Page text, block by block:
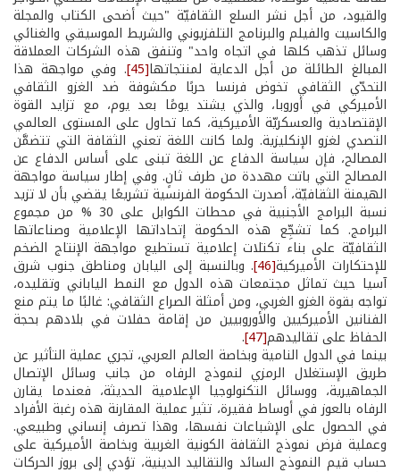
والقيود، من أجل نشر السلع الثقافيّة "حيث أضحى الكتاب والمجلة
والكاسيت والفيلم والبرنامج التلفزيوني والشريط الموسيقي والغنائي
وسائل تذهب كلها في اتجاه واحد" وتنفق هذه الشركات العملاقة
المبالغ الطائلة من أجل الدعاية لمنتجاتها[45] . وفي مواجهة هذا
التحدّي الثقافي تخوض فرنسا حربًا مكشوفة ضد الغزو الثقافي
الأميركي في أوروبا، والذي يشتد يومًا بعد يوم، مع تزايد القوة
الإقتصادية والعسكريّة الأميركية، كما تحاول على المستوى العالمي
التصدي لغزو الإنكليزية. ولما كانت اللغة تعني الثقافة التي تتضمَّن
المصالح، فإن سياسة الدفاع عن اللغة تبنى على أساس الدفاع عن
المصالح التي باتت مهددة من طرف ثانٍ. وفي إطار سياسة مواجهة
الهيمنة الثقافيّة، أصدرت الحكومة الفرنسية تشريعًا يقضي بأن لا تزيد
نسبة البرامج الأجنبية في محطات الكوابل على 30 % من مجموع
البرامج. كما تشجِّع هذه الحكومة إتحاداتها الإعلامية وصناعاتها
الثقافيّة على بناء تكتلات إعلامية تستطيع مواجهة الإنتاج الضخم
للإحتكارات الأميركية[46] . وبالنسبة إلى اليابان ومناطق جنوب شرق
آسيا حيث تماثل مجتمعات هذه الدول مع النمط الياباني وتقليده،
تواجه بقوة الغزو الغربي، ومن أمثلة الصراع الثقافي: غالبًا ما يتم منع
الفنانين الأميركيين والأوروبيين من إقامة حفلات في بلادهم بحجة
الحفاظ على تقاليدهم[47]
.
بينما في الدول النامية وبخاصة العالم العربي، تجري عملية التأثير عن
طريق الإستغلال الرمزي لنموذج الرفاه من جانب وسائل الإتصال
الجماهيرية، ووسائل التكنولوجيا الإعلامية الحديثة، فعندما يقارن
الرفاه بالعوز في أوساط فقيرة، تثير عملية المقارنة هذه رغبة الأفراد
في الحصول على الإشباعات نفسها، وهذا تصرف إنساني وطبيعي.
وعملية فرض نموذج الثقافة الكونية الغربية وبخاصة الأميركية على
حساب قيم النموذج السائد والتقاليد الدينية، تؤدي إلى بروز الحركات